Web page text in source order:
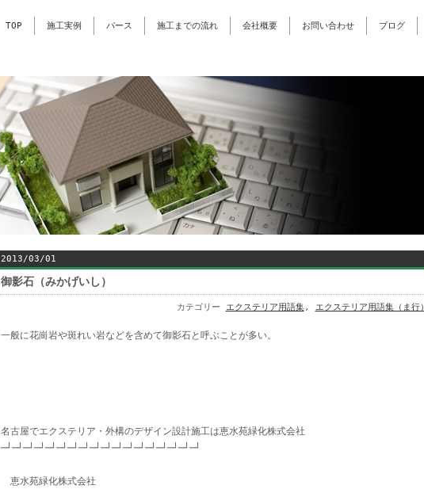
TOP 施工実例 パース 施工までの流れ 会社概要 お問い合わせ ブログ
2013/03/01
御影石（みかげいし）
カテゴリー エクステリア用語集, エクステリア用語集（ま行）
一般に花崗岩や斑れい岩などを含めて御影石と呼ぶことが多い。
名古屋でエクステリア・外構のデザイン設計施工は恵水苑緑化株式会社
─┘─┘─┘─┘─┘─┘─┘─┘─┘─┘─┘─┘─┘─┘─┘─┘─┘─┘
恵水苑緑化株式会社